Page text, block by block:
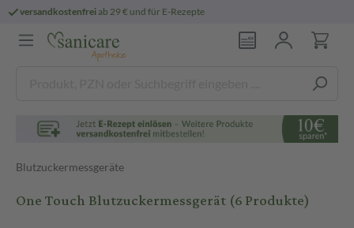
persönlichepharmazeutische Beratung
Blutzuckermessgeräte
One Touch Blutzuckermessgerät(6 Produkte)